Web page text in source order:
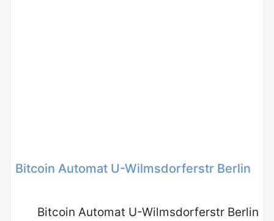
Bitcoin Automat U-Wilmsdorferstr Berlin
Bitcoin Automat U-Wilmsdorferstr Berlin